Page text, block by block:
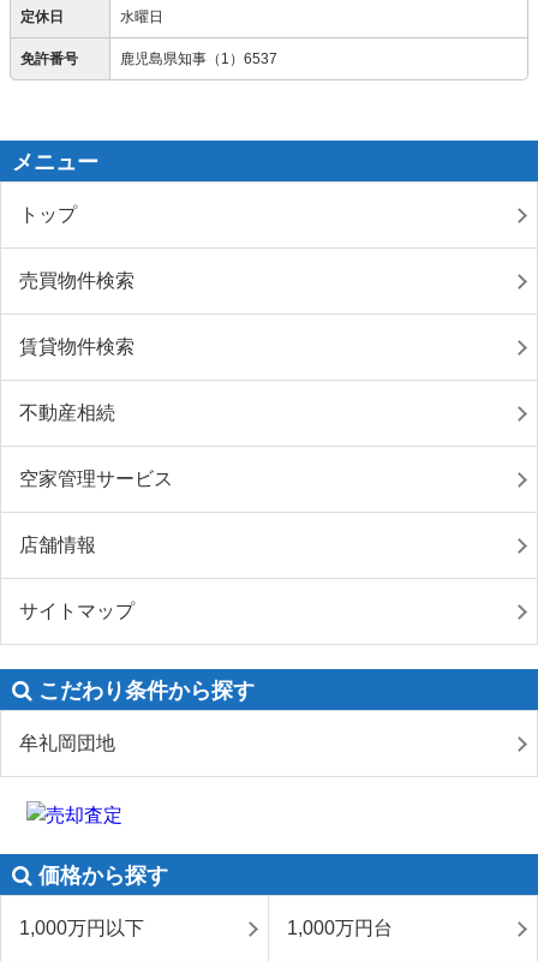
定休日 水曜日
免許番号 鹿児島県知事（1）6537
メニュー
トップ
売買物件検索
賃貸物件検索
不動産相続
空家管理サービス
店舗情報
サイトマップ
こだわり条件から探す
牟礼岡団地
価格から探す
1,000万円以下 1,000万円台